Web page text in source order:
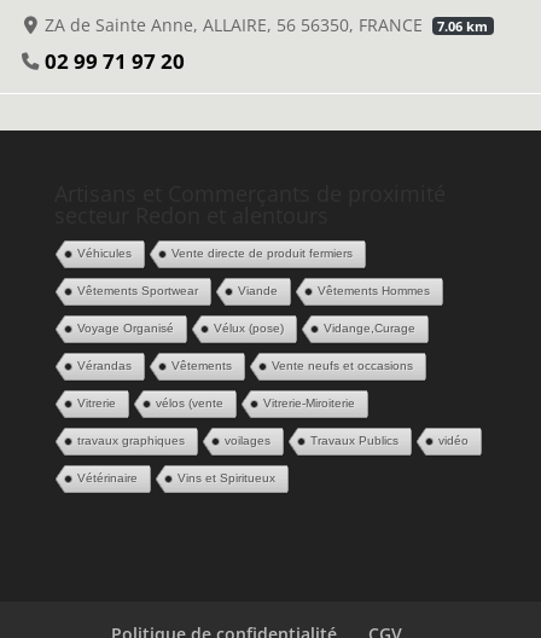
ZA de Sainte Anne, ALLAIRE, 56 56350, FRANCE
7.06 km
02 99 71 97 20
Véhicules Vente directe de produit fermiers
Vêtements Sportwear Viande Vêtements Hommes
Voyage Organisé Vélux (pose) Vidange,Curage
Vérandas Vêtements Vente neufs et occasions
Vitrerie vélos (vente Vitrerie-Miroiterie
travaux graphiques voilages Travaux Publics vidéo
Vétérinaire Vins et Spiritueux